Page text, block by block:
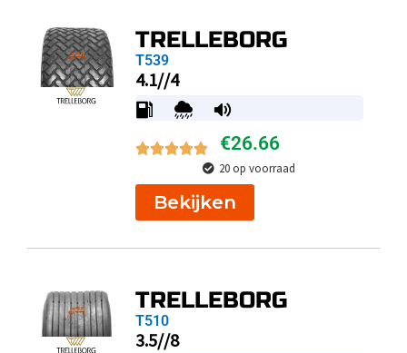
TRELLEBORG
T539
4.1//4
€26.66
20 op voorraad
Bekijken
TRELLEBORG
T510
3.5//8